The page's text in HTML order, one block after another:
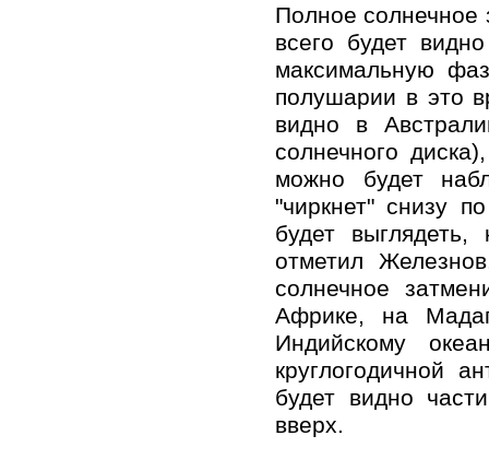
Полное солнечное
всего будет
максимальную
полушарии в это
видно в
солнечного
можно будет
"чиркнет" снизу
будет
отметил
солнечное
Африке, на
Индийскому
круглогодичной
будет видно
вверх.